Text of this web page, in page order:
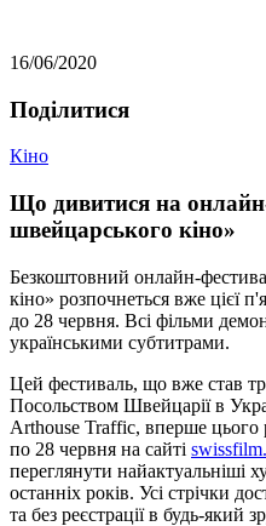
16/06/2020
Подiлитися
Кіно
Що дивитися на
швейцарського кіно»
Безкоштовний онлайн-
кіно» розпочнеться вже цієї
до 28 червня. Всі фільми
українськими субтитрами.
Цей фестиваль, що вже став
Посольством Швейцарії в
Arthouse Traffic, вперше цього
по 28 червня на сайті
переглянути найактуальніші
останніх років. Усі стрічки
та без реєстрації в будь-який